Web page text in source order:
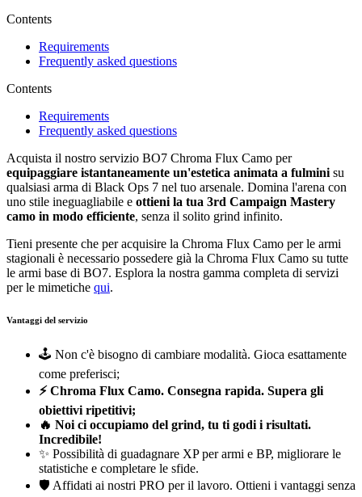
Contents
Requirements
Frequently asked questions
Contents
Requirements
Frequently asked questions
Acquista il nostro servizio BO7 Chroma Flux Camo per
equipaggiare istantaneamente un'estetica animata a fulminisu
qualsiasi arma di Black Ops 7 nel tuo arsenale. Domina l'arena con
uno stile ineguagliabile e ottieni la tua 3rd Campaign Mastery
camo in modo efficiente, senza il solito grind infinito.
Tieni presente che per acquisire la Chroma Flux Camo per le armi
stagionali è necessario possedere già la Chroma Flux Camo su tutte
le armi base di BO7. Esplora la nostra gamma completa di servizi
per le mimetiche qui.
Vantaggi del servizio
🕹️ Non c'è bisogno di cambiare modalità. Gioca esattamente
come preferisci;
⚡ Chroma Flux Camo. Consegna rapida. Supera gli
obiettivi ripetitivi;
🔥 Noi ci occupiamo del grind, tu ti godi i risultati.
Incredibile!
✨ Possibilità di guadagnare XP per armi e BP, migliorare le
statistiche e completare le sfide.
🛡️ Affidati ai nostri PRO per il lavoro. Ottieni i vantaggi senza